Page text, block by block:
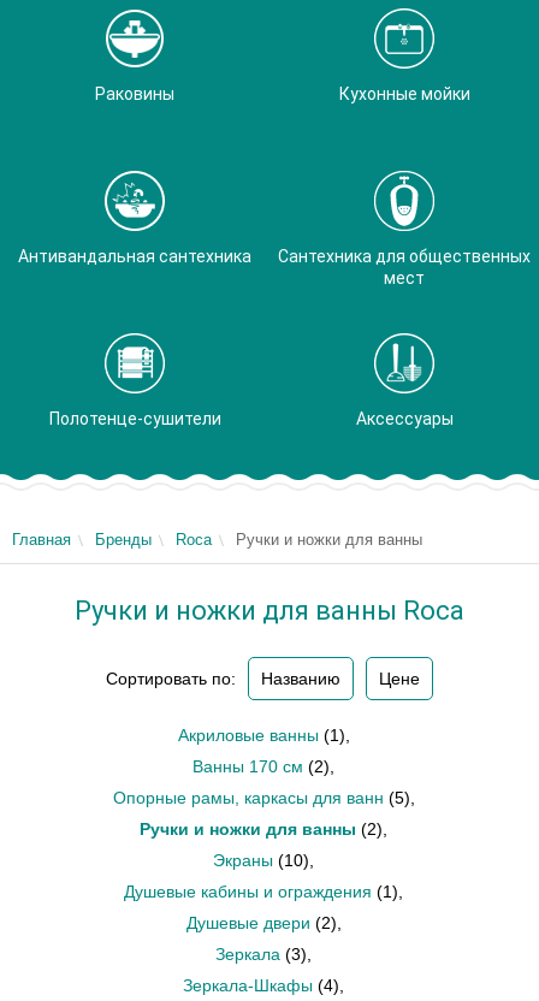
Раковины Кухонные мойки
Антивандальная сантехника
Сантехника для общественных
мест
Полотенце-сушители Аксессуары
Главная Бренды Roca Ручки и ножки для ванны
Ручки и ножки для ванны Roca
Сортировать по: Названию Цене
Акриловые ванны (1)
Ванны 170 см (2)
Опорные рамы, каркасы для ванн (5)
Ручки и ножки для ванны (2)
Экраны (10)
Душевые кабины и ограждения (1)
Душевые двери (2)
Зеркала (3)
Зеркала-Шкафы (4)